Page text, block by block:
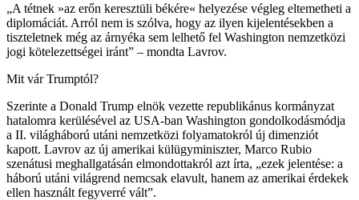
„A tétnek »az erőn keresztüli békére« helyezése végleg eltemetheti a
diplomáciát. Arról nem is szólva, hogy az ilyen kijelentésekben a
tiszteletnek még az árnyéka sem lelhető fel Washington nemzetközi
jogi kötelezettségei iránt” – mondta Lavrov.
Mit vár Trumptól?
Szerinte a Donald Trump elnök vezette republikánus kormányzat
hatalomra kerülésével az USA-ban Washington gondolkodásmódja
a II. világháború utáni nemzetközi folyamatokról új dimenziót
kapott. Lavrov az új amerikai külügyminiszter, Marco Rubio
szenátusi meghallgatásán elmondottakról azt írta, „ezek jelentése: a
háború utáni világrend nemcsak elavult, hanem az amerikai érdekek
ellen használt fegyverré vált”.